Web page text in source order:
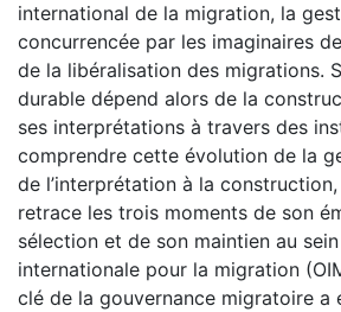
international de la migration, la
concurrencée par les imaginaires
de la libéralisation des migrations.
durable dépend alors de la
ses interprétations à travers des
comprendre cette évolution de la
de l’interprétation à la
retrace les trois moments de son
sélection et de son maintien au
internationale pour la migration
clé de la gouvernance migratoire a